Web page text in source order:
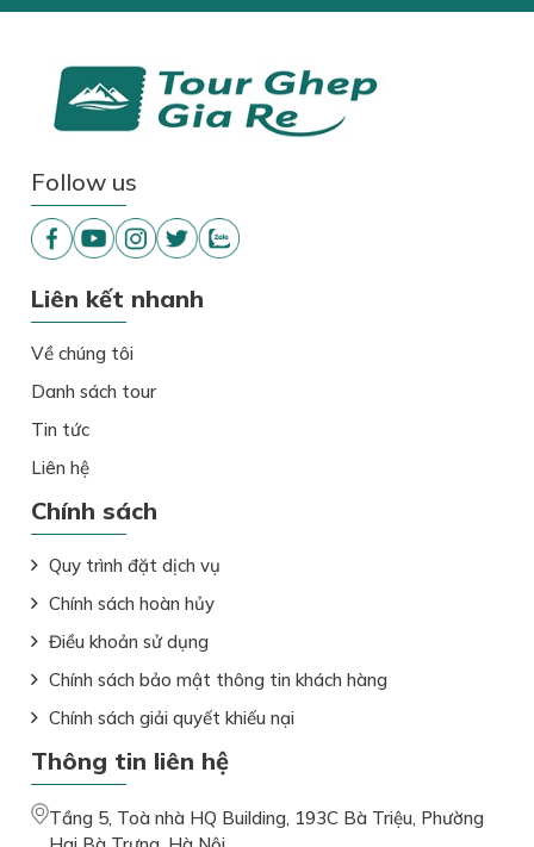
Follow us
Liên kết nhanh
Về chúng tôi
Danh sách tour
Tin tức
Liên hệ
Chính sách
Quy trình đặt dịch vụ
Chính sách hoàn hủy
Điều khoản sử dụng
Chính sách bảo mật thông tin khách hàng
Chính sách giải quyết khiếu nại
Thông tin liên hệ
Tầng 5, Toà nhà HQ Building, 193C Bà Triệu, Phường